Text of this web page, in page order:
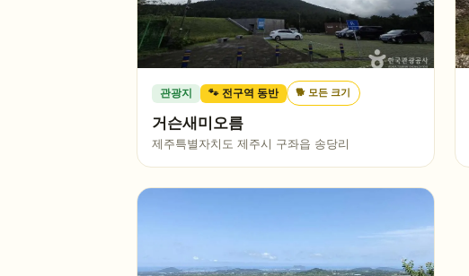
관광지 🐾 전구역 동반 🐕 모든 크기
거슨새미오름
제주특별자치도 제주시 구좌읍 송당리